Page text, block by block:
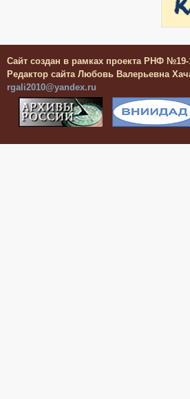
Сайт создан в рамках проекта РНФ №19-
Редактор сайта Любовь Валерьевна
rgali2010@yandex.ru